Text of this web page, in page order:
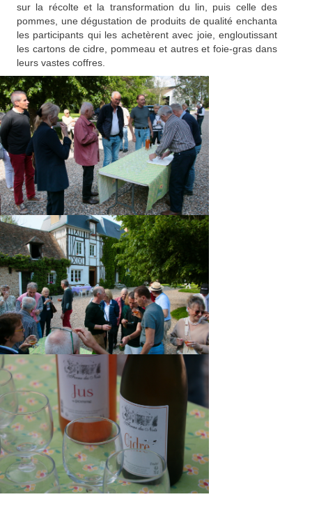
sur la récolte et la transformation du lin, puis celle des
pommes, une dégustation de produits de qualité enchanta
les participants qui les achetèrent avec joie, engloutissant
les cartons de cidre, pommeau et autres et foie-gras dans
leurs vastes coffres.